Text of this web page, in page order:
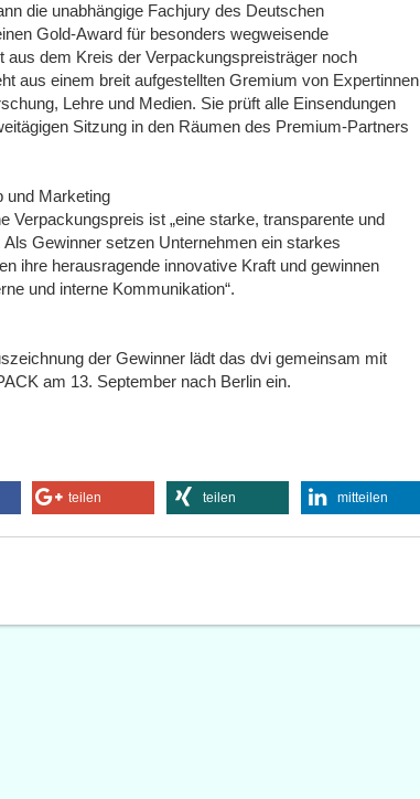
die unabhängige Fachjury des Deutschen
Gold-Award für besonders wegweisende
aus dem Kreis der Verpackungspreisträger noch
aus einem breit aufgestellten Gremium von Expertinnen
Lehre und Medien. Sie prüft alle Einsendungen
Sitzung in den Räumen des Premium-Partners
und Marketing
Verpackungspreis ist „eine starke, transparente und
Gewinner setzen Unternehmen ein starkes
ihre herausragende innovative Kraft und gewinnen
und interne Kommunikation“.
der Gewinner lädt das dvi gemeinsam mit
am 13. September nach Berlin ein.
teilen teilen mitteilen